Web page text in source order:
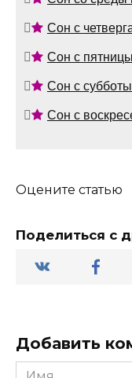
Сон с
Сон с
Сон с
Сон с
Оцените статью
Поделиться с
Добавить
Имя